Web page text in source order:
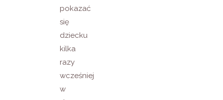
pokazać
się
dziecku
kilka
razy
wcześniej
w